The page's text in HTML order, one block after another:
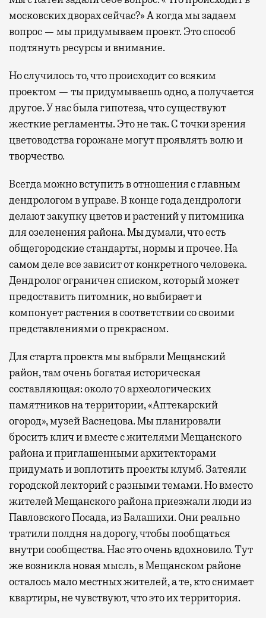
московских дворах сейчас?» А когда мы задаем
вопрос — мы придумываем проект. Это способ
подтянуть ресурсы и внимание.
Но случилось то, что происходит со всяким
проектом — ты придумываешь одно, а получается
другое. У нас была гипотеза, что существуют
жесткие регламенты. Это не так. С точки зрения
цветоводства горожане могут проявлять волю и
творчество.
Всегда можно вступить в отношения с главным
дендрологом в управе. В конце года дендрологи
делают закупку цветов и растений у питомника
для озеленения района. Мы думали, что есть
общегородские стандарты, нормы и прочее. На
самом деле все зависит от конкретного человека.
Дендролог ограничен списком, который может
предоставить питомник, но выбирает и
компонует растения в соответствии со своими
представлениями о прекрасном.
Для старта проекта мы выбрали Мещанский
район, там очень богатая историческая
составляющая: около 70 археологических
памятников на территории, «Аптекарский
огород», музей Васнецова. Мы планировали
бросить клич и вместе с жителями Мещанского
района и приглашенными архитекторами
придумать и воплотить проекты клумб. Затеяли
городской лекторий с разными темами. Но вместо
жителей Мещанского района приезжали люди из
Павловского Посада, из Балашихи. Они реально
тратили полдня на дорогу, чтобы пообщаться
внутри сообщества. Нас это очень вдохновило. Тут
же возникла новая мысль, в Мещанском районе
осталось мало местных жителей, а те, кто снимает
квартиры, не чувствуют, что это их территория.